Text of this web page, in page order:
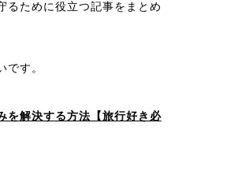
るために役立つ記事をまとめ
です。
を解決する方法【旅行好き必